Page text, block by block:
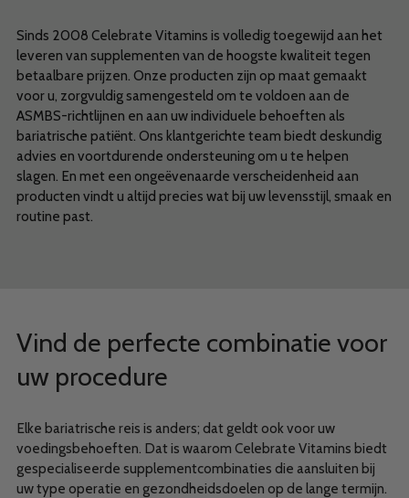
Sinds 2008 Celebrate Vitamins is volledig toegewijd aan het
leveren van supplementen van de hoogste kwaliteit tegen
betaalbare prijzen. Onze producten zijn op maat gemaakt
voor u, zorgvuldig samengesteld om te voldoen aan de
ASMBS-richtlijnen en aan uw individuele behoeften als
bariatrische patiënt. Ons klantgerichte team biedt deskundig
advies en voortdurende ondersteuning om u te helpen
slagen. En met een ongeëvenaarde verscheidenheid aan
producten vindt u altijd precies wat bij uw levensstijl, smaak en
routine past.
Vind de perfecte combinatie voor
uw procedure
Elke bariatrische reis is anders; dat geldt ook voor uw
voedingsbehoeften. Dat is waarom Celebrate Vitamins biedt
gespecialiseerde supplementcombinaties die aansluiten bij
uw type operatie en gezondheidsdoelen op de lange termijn.